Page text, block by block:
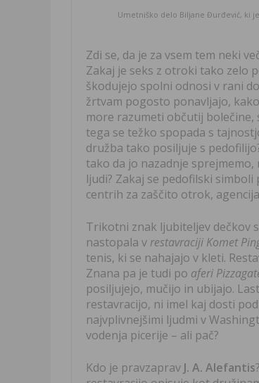
Umetniško delo Biljane Đurđević, ki
Zdi se, da je za vsem tem neki
Zakaj je seks z otroki tako zelo
škodujejo spolni odnosi v rani
žrtvam pogosto ponavljajo,
more razumeti občutij
tega se težko spopada s
družba tako posiljuje s
tako da jo nazadnje
ljudi? Zakaj se pedofilski
centrih za zaščito otrok,
Trikotni znak ljubiteljev dečkov
nastopala v restavraciji Komet
tenis, ki se nahajajo v kleti.
Znana pa je tudi po aferi
posiljujejo, mučijo in ubijajo.
restavracijo, ni imel kaj dosti
najvplivnejšimi ljudmi v
vodenja picerije – ali pač?
Kdo je pravzaprav J. A. Alefantis